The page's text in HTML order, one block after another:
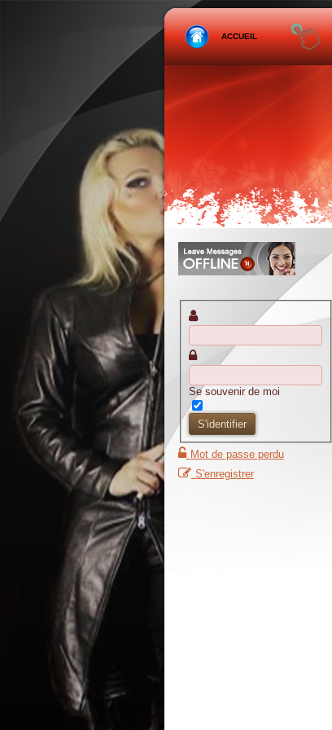
ACCUEIL
Se souvenir de moi
S'identifier
Mot de passe perdu
S'enregistrer